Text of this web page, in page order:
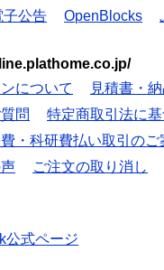
子公告 OpenBlocks
について
見積書・
問
特定商取引法に
・科研費払い取引のご
ご注文の取り消し
公式ページ